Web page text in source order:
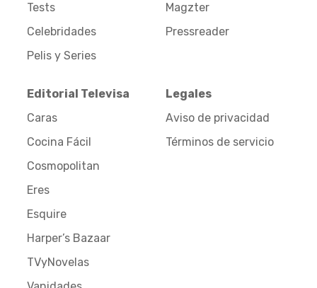
Tests
Celebridades
Pelis y Series
Magzter
Pressreader
Editorial Televisa
Caras
Cocina Fácil
Cosmopolitan
Eres
Esquire
Harper’s Bazaar
TVyNovelas
Legales
Aviso de privacidad
Términos de servicio